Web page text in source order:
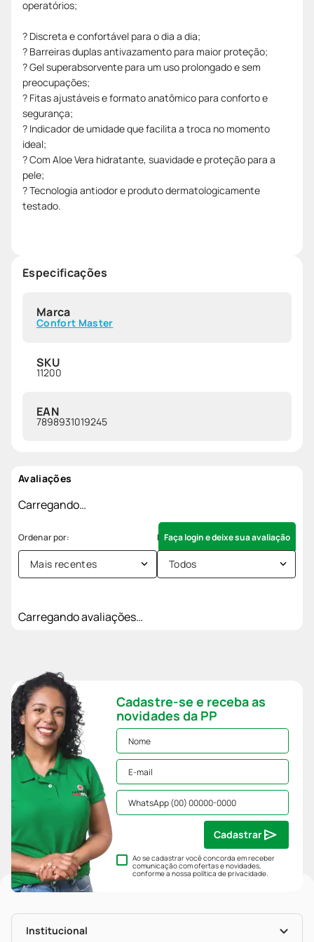
operatórios;
? Discreta e confortável para o dia a dia;
? Barreiras duplas antivazamento para maior proteção;
? Gel superabsorvente para um uso prolongado e sem
preocupações;
? Fitas ajustáveis e formato anatômico para conforto e
segurança;
? Indicador de umidade que facilita a troca no momento
ideal;
? Com Aloe Vera hidratante, suavidade e proteção para a
pele;
? Tecnologia antiodor e produto dermatologicamente
testado.
Especificações
Marca
Confort Master
SKU
11200
EAN
7898931019245
Avaliações
Carregando…
Faça login e deixe sua avaliação
Mais recentes Todos
Carregando avaliações…
Cadastre-se e receba as
novidades da PP
Ao se cadastrar você concorda em receber
comunicação com ofertas e novidades,
conforme a nossapolítica de privacidade.
Cadastrar
Institucional